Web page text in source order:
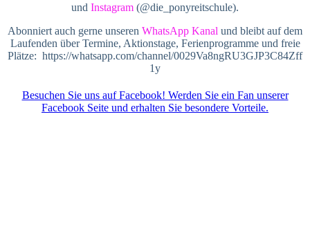
und Instagram (@die_ponyreitschule).
Abonniert auch gerne unseren WhatsApp Kanal und bleibt auf dem
Laufenden über Termine, Aktionstage, Ferienprogramme und freie
Plätze: https://whatsapp.com/channel/0029Va8ngRU3GJP3C84Zff
1y
Besuchen Sie uns auf Facebook! Werden Sie ein Fan unserer
Facebook Seite und erhalten Sie besondere Vorteile.